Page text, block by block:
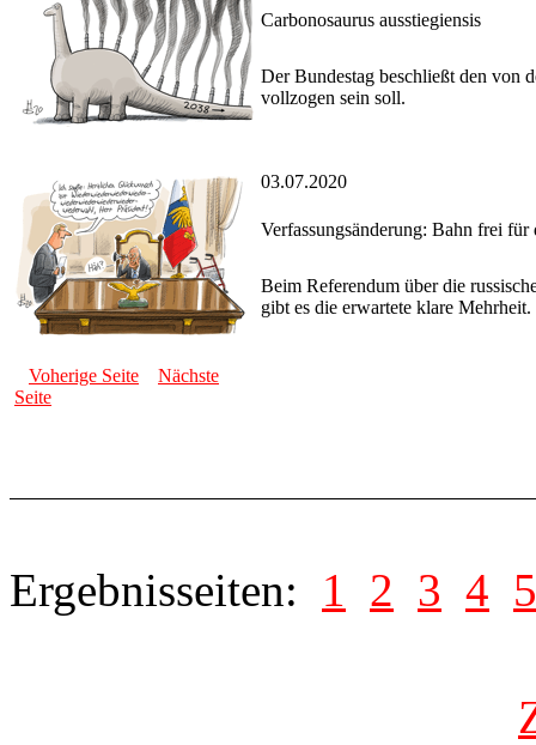
Carbonosaurus ausstiegiensis
Der Bundestag beschließt den von
vollzogen sein soll.
03.07.2020
Verfassungsänderung: Bahn frei
Beim Referendum über die
gibt es die erwartete klare Mehrheit.
Voherige Seite
Nächste
Seite
Ergebnisseiten: 1 2 3 4 5